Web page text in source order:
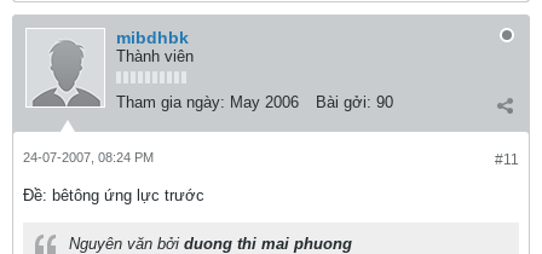
mibdhbk
Thành viên
Tham gia ngày: May 2006 Bài gởi: 90
#11
24-07-2007, 08:24 PM
Ðề: bêtông ứng lực trước
Nguyên văn bởi duong thi mai phuong